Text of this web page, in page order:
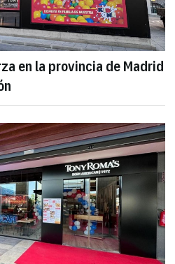
en la provincia de Madrid